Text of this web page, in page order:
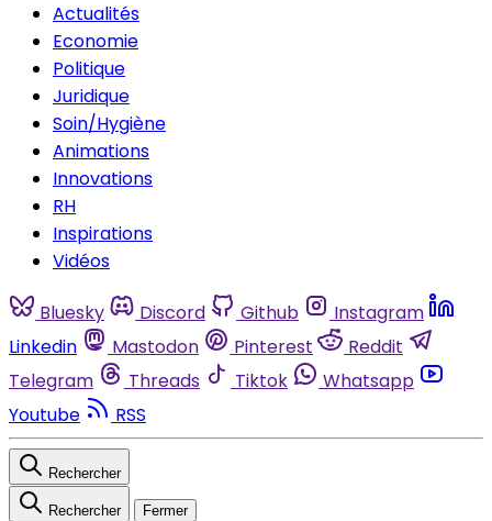
Actualités
Economie
Politique
Juridique
Soin/Hygiène
Animations
Innovations
RH
Inspirations
Vidéos
Bluesky Discord Github
Instagram
Linkedin
Mastodon Pinterest
Reddit
Telegram
Threads Tiktok
Whatsapp
Youtube
RSS
Rechercher
Rechercher Fermer